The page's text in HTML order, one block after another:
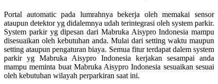
Portal automatic pada lumrahnya bekerja oleh memakai sensor
ataupun detektor yg didalemnya udah terintegrasi oleh system parkir.
System parkir yg dipesan dari Mabruka Aisypro Indonesia mampu
disesuaikan oleh kebutuhan anda. Mulai dari setting waktu maupun
setting ataupun pengaturan biaya. Semua fitur terdapat dalem system
parkir yg Mabruka Aisypro Indonesia kerjakan sesampai anda
mampu meminta buat Mabruka Aisypro Indonesia sesuaikan sesuai
oleh kebutuhan wilayah perparkiran saat ini.